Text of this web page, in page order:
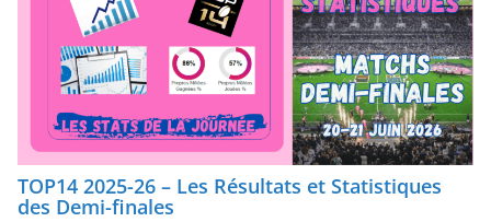
TOP14 2025-26 – Les Résultats et Statistiques
des Demi-finales